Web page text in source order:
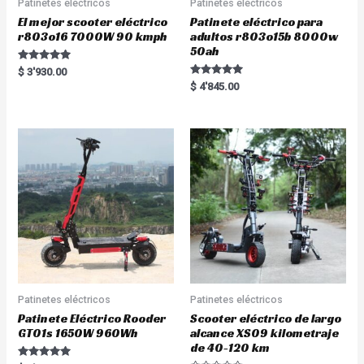
Patinetes eléctricos
El mejor scooter eléctrico
r803o16 7000W 90 kmph
Rated
5.00
$ 3'930.00
Patinetes eléctricos
Patinete eléctrico para
adultos r803o15b 8000w
50ah
Rated
5.00
$ 4'845.00
Patinetes eléctricos
Patinete Eléctrico Rooder
GT01s 1650W 960Wh
Patinetes eléctricos
Scooter eléctrico de largo
alcance XS09 kilometraje
de 40-120 km